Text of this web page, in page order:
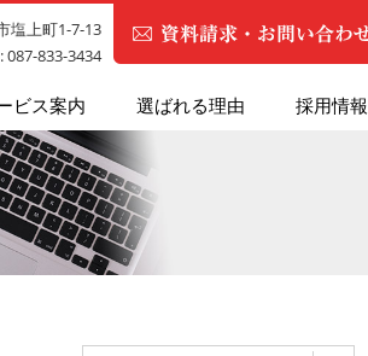
ビス案内 選ばれる理由 採用情報
塩上町1-7-13
087-833-3434